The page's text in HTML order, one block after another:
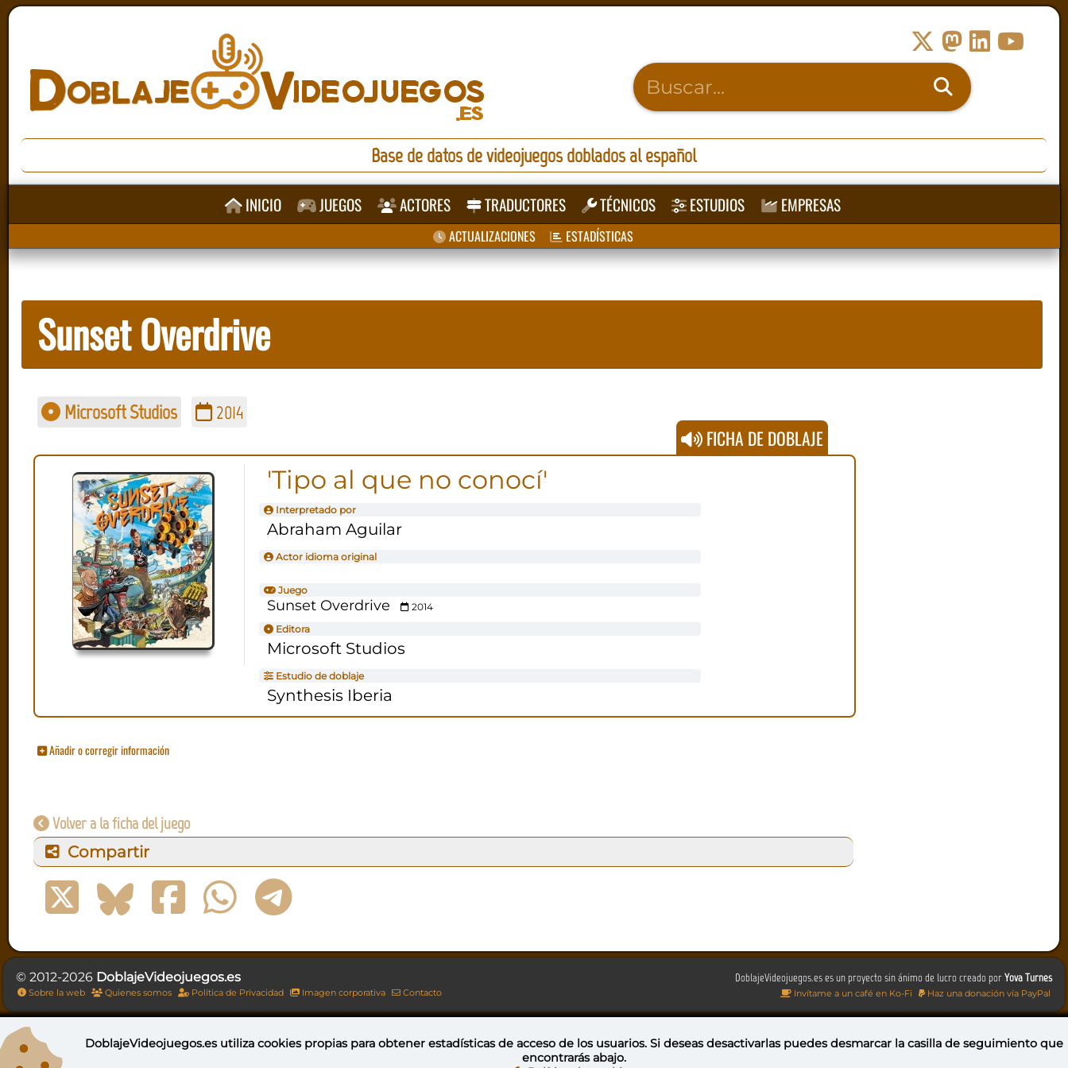
Base de datos de videojuegos doblados al español
INICIO JUEGOS ACTORES TRADUCTORES TÉCNICOS ESTUDIOS EMPRESAS
ACTUALIZACIONES ESTADÍSTICAS
Sunset Overdrive
Microsoft Studios 2014
FICHA DE DOBLAJE
'Tipo al que no conocí'
Interpretado por
Abraham Aguilar
Actor idioma original
Juego
Sunset Overdrive
2014
Editora
Microsoft Studios
Estudio de doblaje
Synthesis Iberia
Añadir o corregir información
Volver a la ficha del juego
Compartir
DoblajeVideojuegos.es es un proyecto sin ánimo de lucro creado porYova Turnes
Invítame a un café en Ko-Fi Haz una donación vía PayPal
© 2012-2026 DoblajeVideojuegos.es
Sobre la web Quienes somos Política de Privacidad Imagen corporativa Contacto
Esta obra está bajo una licencia de Creative Commons Reconocimiento-NoComercial-CompartirIgual 4.0 Internacional
DoblajeVideojuegos.es utilizacookies propiaspara obtener estadísticas de acceso de los usuarios. Si deseas desactivarlas puedesdesmarcar la casilla de seguimiento que
encontrarás abajo.